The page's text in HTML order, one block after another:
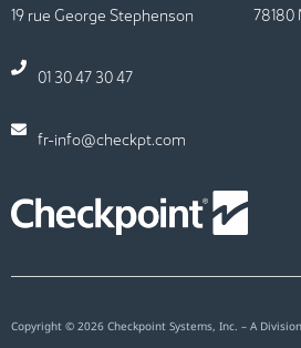
19 rue George Stephenson 78180
01 30 47 30 47
fr-info@checkpt.com
Copyright © 2026 Checkpoint Systems, Inc. – A